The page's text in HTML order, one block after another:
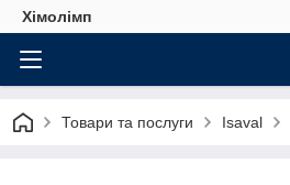
Хімолімп
Товари та послуги Isaval